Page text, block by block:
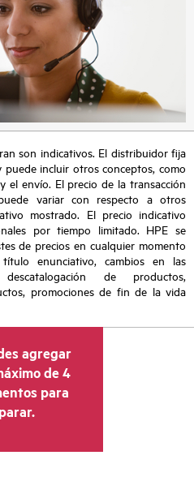
son indicativos. El distribuidor fija
incluir otros conceptos, como
el envío. El precio de la transacción
variar con respecto a otros
mostrado. El precio indicativo
por tiempo limitado. HPE se
de precios en cualquier momento
enunciativo, cambios en las
de productos,
promociones de fin de la vida
agregar
de 4
para